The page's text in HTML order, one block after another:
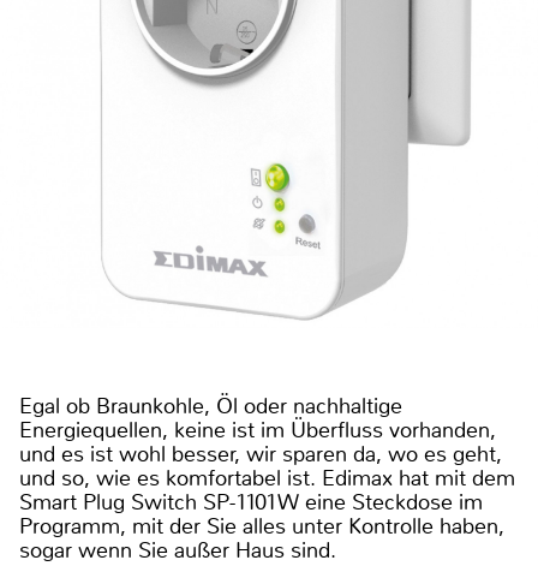
Egal ob Braunkohle, Öl oder nachhaltige
Energiequellen, keine ist im Überfluss vorhanden,
und es ist wohl besser, wir sparen da, wo es geht,
und so, wie es komfortabel ist. Edimax hat mit dem
Smart Plug Switch SP-1101W eine Steckdose im
Programm, mit der Sie alles unter Kontrolle haben,
sogar wenn Sie außer Haus sind.